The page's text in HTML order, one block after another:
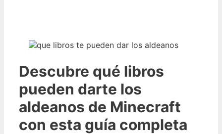
Descubre qué libros
pueden darte los
aldeanos de Minecraft
con esta guía completa